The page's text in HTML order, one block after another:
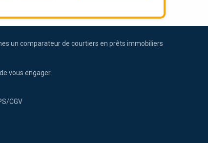
un comparateur de courtiers en prêts immobiliers
vous engager.
CGV